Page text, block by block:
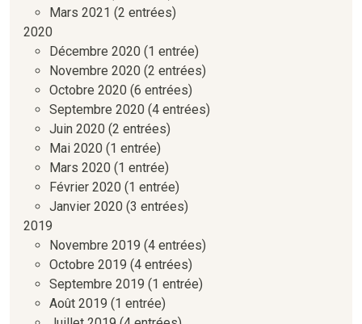
Mars 2021 (2 entrées)
2020
Décembre 2020 (1 entrée)
Novembre 2020 (2 entrées)
Octobre 2020 (6 entrées)
Septembre 2020 (4 entrées)
Juin 2020 (2 entrées)
Mai 2020 (1 entrée)
Mars 2020 (1 entrée)
Février 2020 (1 entrée)
Janvier 2020 (3 entrées)
2019
Novembre 2019 (4 entrées)
Octobre 2019 (4 entrées)
Septembre 2019 (1 entrée)
Août 2019 (1 entrée)